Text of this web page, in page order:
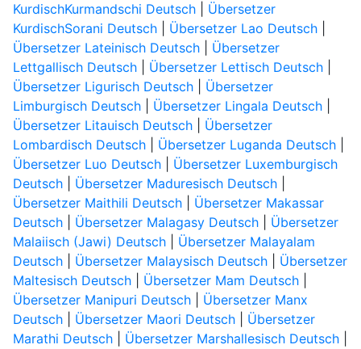
KurdischKurmandschi Deutsch| Übersetzer
KurdischSorani Deutsch| Übersetzer Lao Deutsch|
Übersetzer Lateinisch Deutsch| Übersetzer
Lettgallisch Deutsch| Übersetzer Lettisch Deutsch|
Übersetzer Ligurisch Deutsch| Übersetzer
Limburgisch Deutsch| Übersetzer Lingala Deutsch|
Übersetzer Litauisch Deutsch| Übersetzer
Lombardisch Deutsch| Übersetzer Luganda Deutsch|
Übersetzer Luo Deutsch| Übersetzer Luxemburgisch
Deutsch| Übersetzer Maduresisch Deutsch|
Übersetzer Maithili Deutsch| Übersetzer Makassar
Deutsch| Übersetzer Malagasy Deutsch| Übersetzer
Malaiisch (Jawi) Deutsch| Übersetzer Malayalam
Deutsch| Übersetzer Malaysisch Deutsch| Übersetzer
Maltesisch Deutsch| Übersetzer Mam Deutsch|
Übersetzer Manipuri Deutsch| Übersetzer Manx
Deutsch| Übersetzer Maori Deutsch| Übersetzer
Marathi Deutsch| Übersetzer Marshallesisch Deutsch|